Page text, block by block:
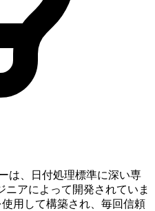
は、日付処理標準に深い専
ニアによって開発されていま
用して構築され、毎回信頼